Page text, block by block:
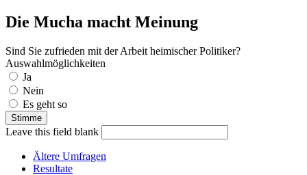
Die Mucha macht Meinung
Sind Sie zufrieden mit der Arbeit heimischer Politiker?
Auswahlmöglichkeiten
Ja
Nein
Es geht so
Leave this field blank
Ältere Umfragen
Resultate